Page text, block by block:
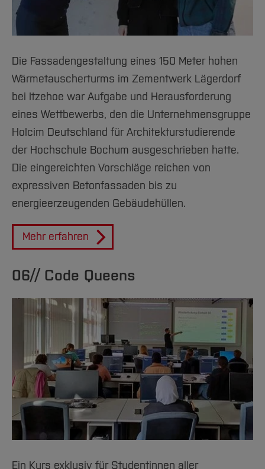
Die Fassadengestaltung eines 150 Meter hohen
Wärmetauscherturms im Zementwerk Lägerdorf
bei Itzehoe war Aufgabe und Herausforderung
eines Wettbewerbs, den die Unternehmensgruppe
Holcim Deutschland für Architekturstudierende
der Hochschule Bochum ausgeschrieben hatte.
Die eingereichten Vorschläge reichen von
expressiven Betonfassaden bis zu
energieerzeugenden Gebäudehüllen.
Mehr erfahren
06// Code Queens
Ein Kurs exklusiv für Studentinnen aller